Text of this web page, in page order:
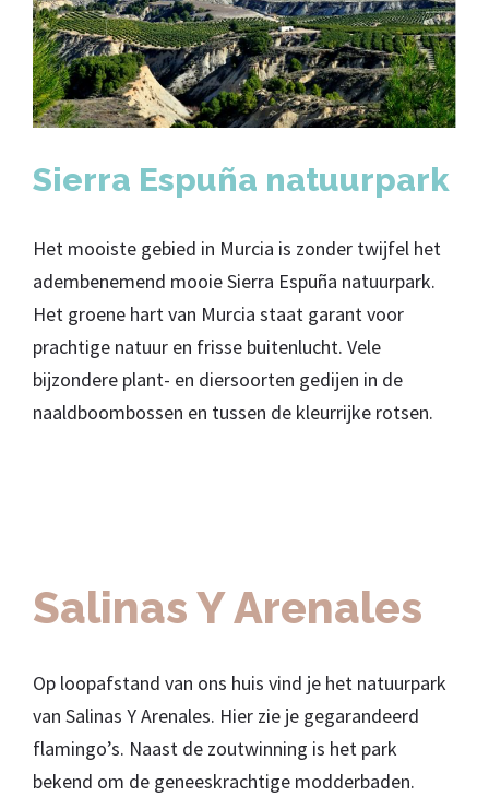
Sierra Espuña natuurpark
Het mooiste gebied in Murcia is zonder twijfel het
adembenemend mooie Sierra Espuña natuurpark.
Het groene hart van Murcia staat garant voor
prachtige natuur en frisse buitenlucht. Vele
bijzondere plant- en diersoorten gedijen in de
naaldboombossen en tussen de kleurrijke rotsen.
Salinas Y Arenales
Op loopafstand van ons huis vind je het natuurpark
van Salinas Y Arenales. Hier zie je gegarandeerd
flamingo’s. Naast de zoutwinning is het park
bekend om de geneeskrachtige modderbaden.